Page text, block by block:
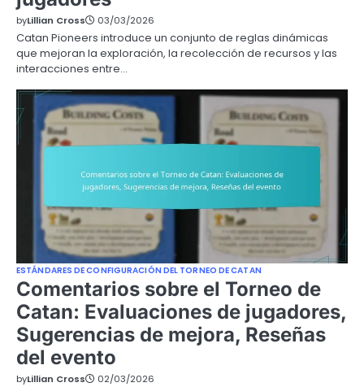
byLillian Cross 03/03/2026
Catan Pioneers introduce un conjunto de reglas dinámicas
que mejoran la exploración, la recolección de recursos y las
interacciones entre…
ESTÁNDARES DE CONFIGURACIÓN DEL TORNEO DE CATAN
Comentarios sobre el Torneo de
Catan: Evaluaciones de jugadores,
Sugerencias de mejora, Reseñas
del evento
byLillian Cross 02/03/2026